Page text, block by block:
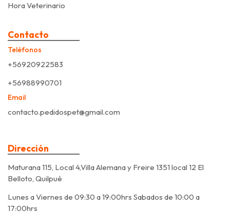
Hora Veterinario
Contacto
Teléfonos
+56920922583
+56988990701
Email
contacto.pedidospet@gmail.com
Dirección
Maturana 115, Local 4,Villa Alemana y Freire 1351 local 12 El
Belloto, Quilpué
Lunes a Viernes de 09:30 a 19:00hrs Sabados de 10:00 a
17:00hrs